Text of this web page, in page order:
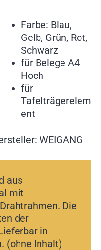
Farbe: Blau,
Gelb, Grün, Rot,
Schwarz
für Belege A4
Hoch
für
Tafelträgerelem
ent
WEIGANG
aus
mit
Die
der
in
(ohne Inhalt)